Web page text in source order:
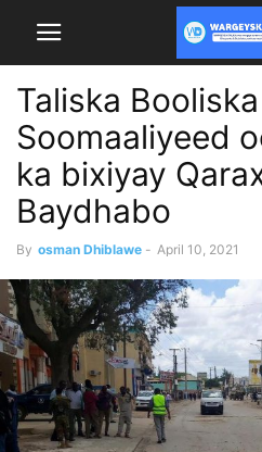
Taliska Booliska
Soomaaliyeed
ka bixiyay
Baydhabo
By osman Dhiblawe - April 10, 2021